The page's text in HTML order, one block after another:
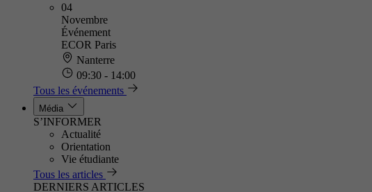
04
Novembre
Événement
ECOR Paris
Nanterre
09:30 - 14:00
Tous les événements
Média
S’INFORMER
Actualité
Orientation
Vie étudiante
Tous les articles
DERNIERS ARTICLES